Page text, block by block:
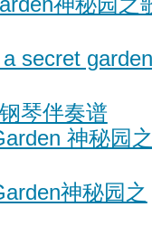
secret garden
琴伴奏谱
神秘园
神秘园之